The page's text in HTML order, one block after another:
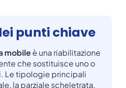
punti chiave
mobileè una riabilitazione
che sostituisce uno o
Le tipologie principali
la parziale scheletrata,